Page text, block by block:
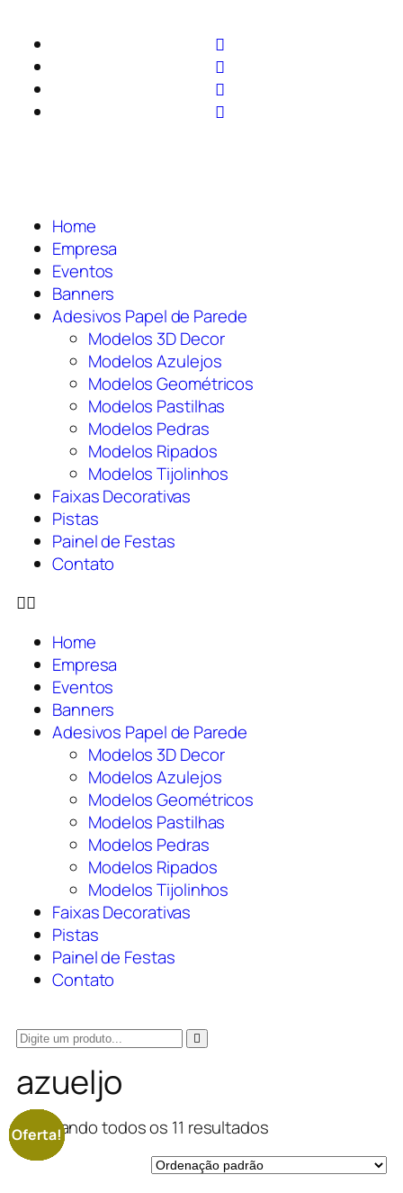
Home
Empresa
Eventos
Banners
Adesivos Papel de Parede
Modelos 3D Decor
Modelos Azulejos
Modelos Geométricos
Modelos Pastilhas
Modelos Pedras
Modelos Ripados
Modelos Tijolinhos
Faixas Decorativas
Pistas
Painel de Festas
Contato
Home
Empresa
Eventos
Banners
Adesivos Papel de Parede
Modelos 3D Decor
Modelos Azulejos
Modelos Geométricos
Modelos Pastilhas
Modelos Pedras
Modelos Ripados
Modelos Tijolinhos
Faixas Decorativas
Pistas
Painel de Festas
Contato
azueljo
Mostrando todos os 11 resultados
Oferta!
Oferta!
Oferta!
Oferta!
Oferta!
Oferta!
Oferta!
Oferta!
Oferta!
Oferta!
Oferta!